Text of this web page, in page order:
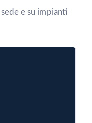
e su impianti